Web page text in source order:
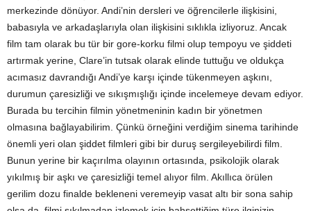
merkezinde dönüyor. Andi’nin dersleri ve öğrencilerle ilişkisini,
babasıyla ve arkadaşlarıyla olan ilişkisini sıklıkla izliyoruz. Ancak
film tam olarak bu tür bir gore-korku filmi olup tempoyu ve şiddeti
artırmak yerine, Clare’in tutsak olarak elinde tuttuğu ve oldukça
acımasız davrandığı Andi’ye karşı içinde tükenmeyen aşkını,
durumun çaresizliği ve sıkışmışlığı içinde incelemeye devam ediyor.
Burada bu tercihin filmin yönetmeninin kadın bir yönetmen
olmasına bağlayabilirim. Çünkü örneğini verdiğim sinema tarihinde
önemli yeri olan şiddet filmleri gibi bir duruş sergileyebilirdi film.
Bunun yerine bir kaçırılma olayının ortasında, psikolojik olarak
yıkılmış bir aşkı ve çaresizliği temel alıyor film. Akıllıca örülen
gerilim dozu finalde bekleneni veremeyip vasat altı bir sona sahip